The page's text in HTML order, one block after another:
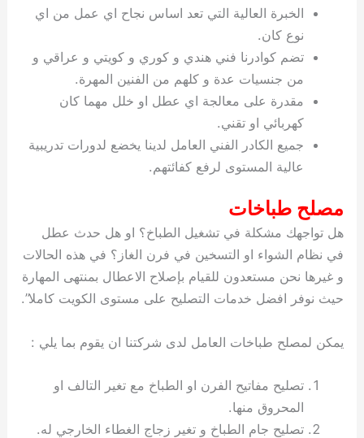
الخبرة العالية التي تعد اساس نجاح اي عمل من اي
نوع كان.
تضم كوادرنا فني هندي و كوري و كويتي و عراقي و
من جنسيات عدة و كلهم من الفنين المهرة.
مقدرة على معالجة اي عطل او خلل مهما كان
كهربائي او تقني.
جميع الكادر الفني العامل لدينا يخضع لدورات تدريبية
عالية المستوى لرفع كفائتهم.
مصلح طباخات
هل تواجهك مشكلة في تشغيل الطباخ؟ او هل حدث عطل
في نظام الشواء او التسخين في فرن الغاز؟ في هذه الحالات
و غيرها نحن مستعدون للقيام بإصلاح الاعطال بمنتهى المهارة
حيث نوفر افضل خدمات التصليح على مستوى الكويت كاملا”.
يمكن لمصلح طباخات العامل لدى شركتنا ان يقوم بما يلي :
تصليح مفاتيح الفرن او الطباخ مع تغير التالف او
المحروق منها.
تصليح جام الطباخ و تغير زجاج الغطاء الخارجي له.